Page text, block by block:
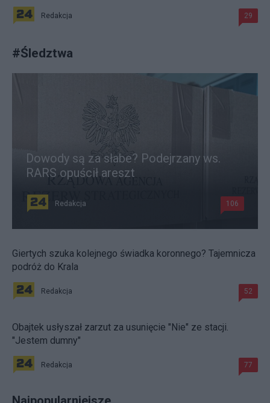
Redakcja 29
#Śledztwa
Dowody są za słabe? Podejrzany ws.
RARS opuścił areszt
Redakcja 106
Giertych szuka kolejnego świadka koronnego? Tajemnicza
podróż do Krala
Redakcja 52
Obajtek usłyszał zarzut za usunięcie "Nie" ze stacji.
"Jestem dumny"
Redakcja 77